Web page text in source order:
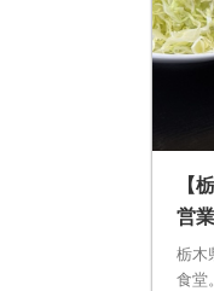
【
営
栃木
食堂